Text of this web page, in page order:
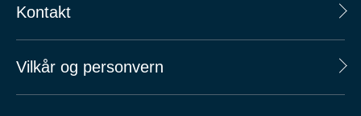
Kontakt
Vilkår og personvern